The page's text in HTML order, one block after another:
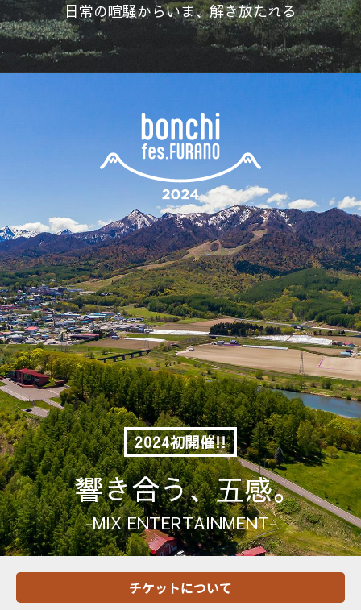
日常の喧騒からいま、解き放たれる
2024初開催!!
響き合う、五感。
-MIX ENTERTAINMENT-
チケットについて